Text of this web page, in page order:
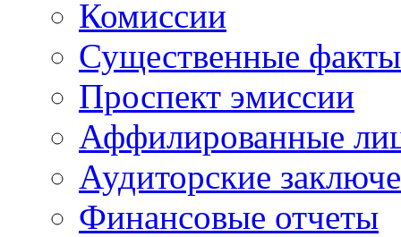
Комиссии
Существенные факты
Проспект эмиссии
Аффилированные
Аудиторские
Финансовые отчеты